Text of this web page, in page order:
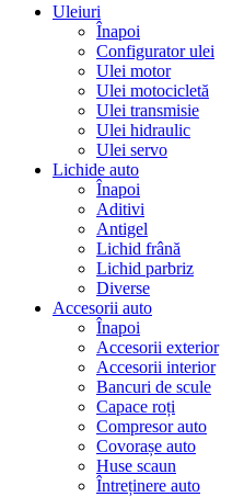
Uleiuri
Înapoi
Configurator ulei
Ulei motor
Ulei motocicletă
Ulei transmisie
Ulei hidraulic
Ulei servo
Lichide auto
Înapoi
Aditivi
Antigel
Lichid frână
Lichid parbriz
Diverse
Accesorii auto
Înapoi
Accesorii exterior
Accesorii interior
Bancuri de scule
Capace roți
Compresor auto
Covorașe auto
Huse scaun
Întreținere auto